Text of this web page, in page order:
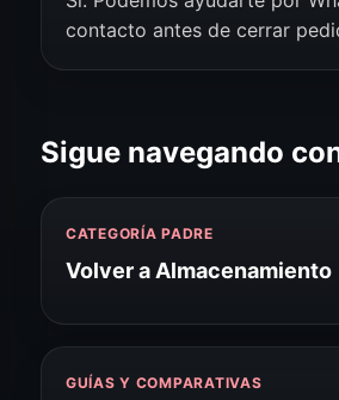
contacto antes de cerrar
Sigue navegando
CATEGORÍA PADRE
Volver a Almacenamiento
GUÍAS Y COMPARATIVAS